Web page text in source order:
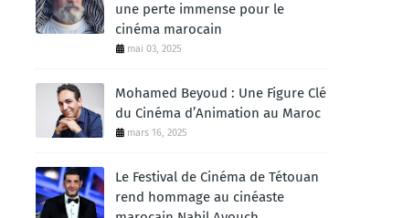
une perte immense pour le
cinéma marocain
mai 03, 2025
Mohamed Beyoud : Une Figure Clé
du Cinéma d’Animation au Maroc
mars 16, 2025
Le Festival de Cinéma de Tétouan
rend hommage au cinéaste